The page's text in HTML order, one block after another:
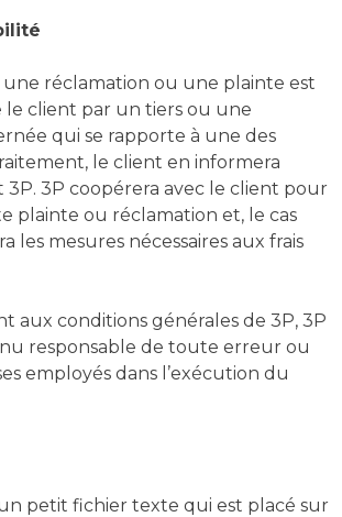
une réclamation ou une plainte est
le client par un tiers ou une
qui se rapporte à une des
le client en informera
3P coopérera avec le client pour
plainte ou réclamation et, le cas
les mesures nécessaires aux frais
aux conditions générales de 3P, 3P
responsable de toute erreur ou
employés dans l’exécution du
petit fichier texte qui est placé sur